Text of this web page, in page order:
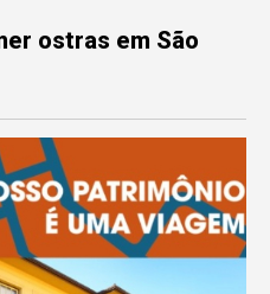
ostras em São